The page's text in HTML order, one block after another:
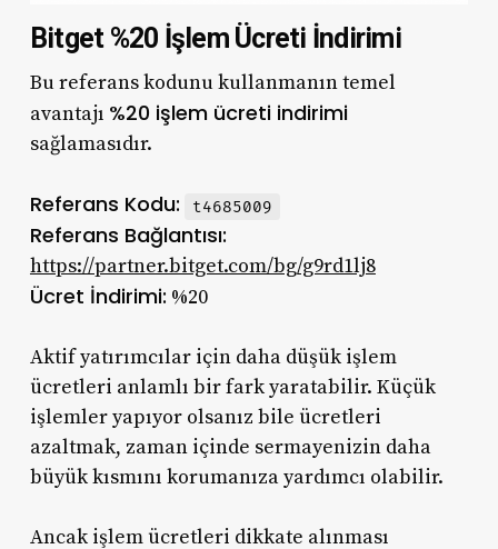
Bitget %20 İşlem Ücreti İndirimi
Bu referans kodunu kullanmanın temel
avantajı %20 işlem ücreti indirimi
sağlamasıdır.
Referans Kodu: t4685009
Referans Bağlantısı:
https://partner.bitget.com/bg/g9rd1lj8
Ücret İndirimi: %20
Aktif yatırımcılar için daha düşük işlem
ücretleri anlamlı bir fark yaratabilir. Küçük
işlemler yapıyor olsanız bile ücretleri
azaltmak, zaman içinde sermayenizin daha
büyük kısmını korumanıza yardımcı olabilir.
Ancak işlem ücretleri dikkate alınması